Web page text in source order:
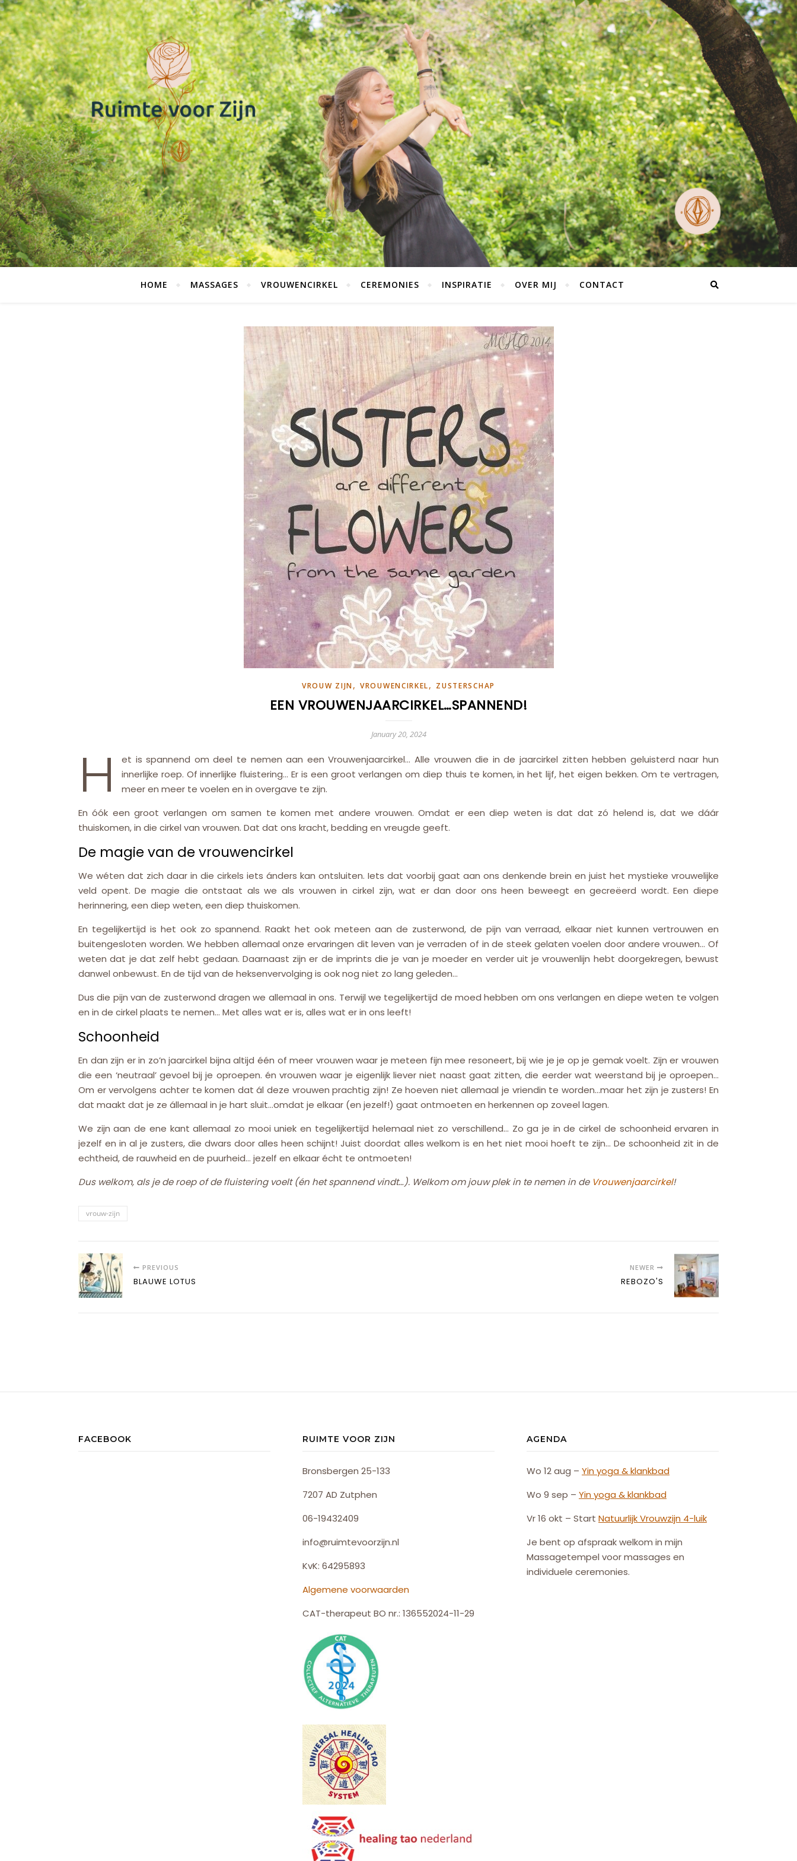
HOME MASSAGES VROUWENCIRKEL CEREMONIES INSPIRATIE OVER MIJ CONTACT
VROUW ZIJN,VROUWENCIRKEL, ZUSTERSCHAP
EEN VROUWENJAARCIRKEL…SPANNEND!
January 20, 2024
H
et is spannend om deel te nemen aan een Vrouwenjaarcirkel… Alle vrouwen die in de jaarcirkel zitten hebben geluisterd naar hun
innerlijke roep. Of innerlijke fluistering… Er is een groot verlangen om diep thuis te komen, in het lijf, het eigen bekken. Om te vertragen,
meer en meer te voelen en in overgave te zijn.
En óók een groot verlangen om samen te komen met andere vrouwen. Omdat er een diep weten is dat dat zó helend is, dat we dáár
thuiskomen, in die cirkel van vrouwen. Dat dat ons kracht, bedding en vreugde geeft.
De magie van de vrouwencirkel
We wéten dat zich daar in die cirkels iets ánders kan ontsluiten. Iets dat voorbij gaat aan ons denkende brein en juist het mystieke vrouwelijke
veld opent. De magie die ontstaat als we als vrouwen in cirkel zijn, wat er dan door ons heen beweegt en gecreëerd wordt. Een diepe
herinnering, een diep weten, een diep thuiskomen.
En tegelijkertijd is het ook zo spannend. Raakt het ook meteen aan de zusterwond, de pijn van verraad, elkaar niet kunnen vertrouwen en
buitengesloten worden. We hebben allemaal onze ervaringen dit leven van je verraden of in de steek gelaten voelen door andere vrouwen… Of
weten dat je dat zelf hebt gedaan. Daarnaast zijn er de imprints die je van je moeder en verder uit je vrouwenlijn hebt doorgekregen, bewust
danwel onbewust. En de tijd van de heksenvervolging is ook nog niet zo lang geleden…
Dus die pijn van de zusterwond dragen we allemaal in ons. Terwijl we tegelijkertijd de moed hebben om ons verlangen en diepe weten te volgen
en in de cirkel plaats te nemen… Met alles wat er is, alles wat er in ons leeft!
Schoonheid
En dan zijn er in zo’n jaarcirkel bijna altijd één of meer vrouwen waar je meteen fijn mee resoneert, bij wie je je op je gemak voelt. Zijn er vrouwen
die een ‘neutraal’ gevoel bij je oproepen. én vrouwen waar je eigenlijk liever niet naast gaat zitten, die eerder wat weerstand bij je oproepen…
Om er vervolgens achter te komen dat ál deze vrouwen prachtig zijn! Ze hoeven niet allemaal je vriendin te worden…maar het zijn je zusters! En
dat maakt dat je ze állemaal in je hart sluit…omdat je elkaar (en jezelf!) gaat ontmoeten en herkennen op zoveel lagen.
We zijn aan de ene kant allemaal zo mooi uniek en tegelijkertijd helemaal niet zo verschillend… Zo ga je in de cirkel de schoonheid ervaren in
jezelf en in al je zusters, die dwars door alles heen schijnt! Juist doordat alles welkom is en het niet mooi hoeft te zijn… De schoonheid zit in de
echtheid, de rauwheid en de puurheid… jezelf en elkaar écht te ontmoeten!
Dus welkom, als je de roep of de fluistering voelt (én het spannend vindt…). Welkom om jouw plek in te nemen in de Vrouwenjaarcirkel!
vrouw-zijn
PREVIOUS
BLAUWE LOTUS
NEWER
REBOZO'S
FACEBOOK RUIMTE VOOR ZIJN
Bronsbergen 25-133
7207 AD Zutphen
06-19432409
info@ruimtevoorzijn.nl
KvK: 64295893
Algemene voorwaarden
CAT-therapeut BO nr.: 136552024-11-29
AGENDA
Wo 12 aug – Yin yoga & klankbad
Wo 9 sep – Yin yoga & klankbad
Vr 16 okt – Start NatuurlijkVrouwzijn 4-luik
Je bent op afspraak welkom in mijn
Massagetempel voor massages en
individuele ceremonies.